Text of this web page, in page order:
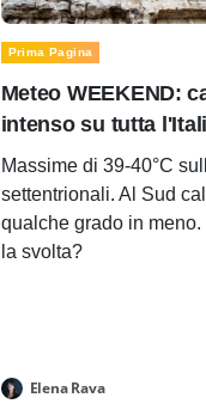
Prima Pagina
Meteo WEEKEND:
intenso su tutta
Massime di 39-40°C
settentrionali. Al Sud
qualche grado in meno.
la svolta?
Elena Rava